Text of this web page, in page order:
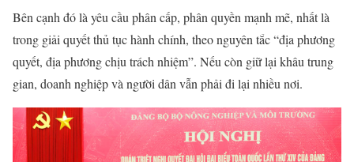
Bên cạnh đó là yêu cầu phân cấp, phân quyền mạnh mẽ, nhất là
trong giải quyết thủ tục hành chính, theo nguyên tắc “địa phương
quyết, địa phương chịu trách nhiệm”. Nếu còn giữ lại khâu trung
gian, doanh nghiệp và người dân vẫn phải đi lại nhiều nơi.